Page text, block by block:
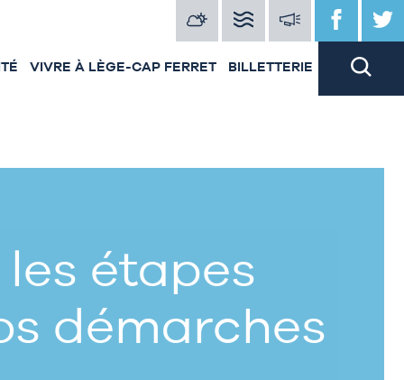
VIVRE À LÈGE-CAP FERRET BILLETTERIE
étapes
démarches